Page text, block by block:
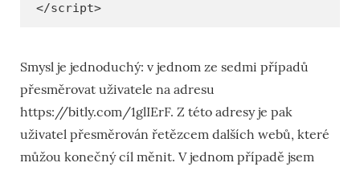
</script>
Smysl je jednoduchý: v jednom ze sedmi případů
přesměrovat uživatele na adresu
https://bitly.com/1glIErF. Z této adresy je pak
uživatel přesměrován řetězcem dalších webů, které
můžou konečný cíl měnit. V jednom případě jsem